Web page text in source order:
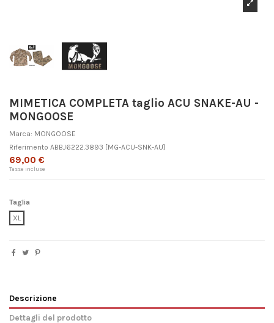
MIMETICA COMPLETA taglio ACU SNAKE-AU -
MONGOOSE
Marca: MONGOOSE
Riferimento ABBJ6222.3893 [MG-ACU-SNK-AU]
69,00 €
Tasse incluse
Taglia
XL
Descrizione
Dettagli del prodotto